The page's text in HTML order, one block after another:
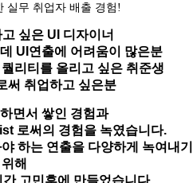
실무 취업자 배출 경험!
싶은 UI 디자이너
UI연출에 어려움이 많은분
리티를 올리고 싶은 취준생
써 취업하고 싶은분
면서 쌓인 경험과
로써의 경험을 녹였습니다.
하는 연출을 다양하게 녹여내기
위해
고민후에 만들었습니다